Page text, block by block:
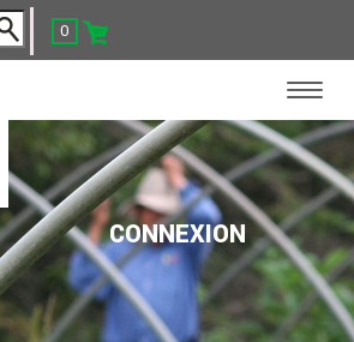
0
CONNEXION